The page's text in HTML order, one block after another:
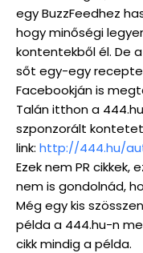
egy BuzzFeedhez
hogy minőségi
kontentekből él. De
sőt egy-egy
Facebookján is
Talán itthon a
szponzorált
link: http://444.hu/
Ezek nem PR cikkek,
nem is gondolnád,
Még egy kis
példa a 444.hu-n
cikk mindig a példa.